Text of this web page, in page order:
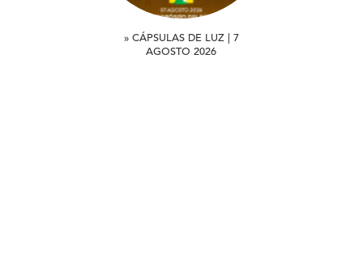
» CÁPSULAS DE LUZ | 7
AGOSTO 2026